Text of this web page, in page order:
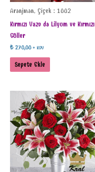
Aranjman, Çiçek : 1002
Kırmızı Vazo da Lilyum ve Kırmızı
Güller
₺270,00 + KDV
Sepete Ekle